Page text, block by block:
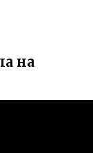
на